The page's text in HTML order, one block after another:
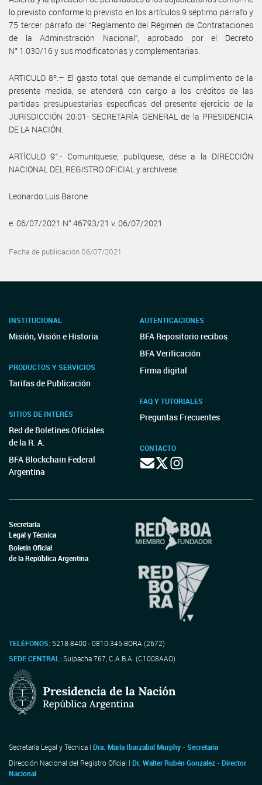
lo previsto conforme lo previsto en los artículos 9 séptimo párrafo y
75 tercer párrafo del “Reglamento del Régimen de Contrataciones
de la Administración Nacional”, aprobado por el Decreto
N° 1.030/16 y sus modificatorias y complementarias.
ARTICULO 8º.– El gasto total que demande el cumplimiento de la
presente medida, se atenderá con cargo a los créditos de las
partidas presupuestarias específicas del presente ejercicio de la
JURISDICCIÓN 20.01- SECRETARÍA GENERAL de la PRESIDENCIA
DE LA NACIÓN.
ARTÍCULO 9°.- Comuníquese, publíquese, dése a la DIRECCIÓN
NACIONAL DEL REGISTRO OFICIAL y archívese.
Leonardo Luis Barone
e. 06/07/2021 N° 46793/21 v. 06/07/2021
Fecha de publicación 06/07/2021
INSTITUCIONAL
Misión, Visión e Historia
PRODUCTOS Y SERVICIOS
Tarifas de Publicación
SITIOS DE INTERÉS
Red de Boletines Oficiales
de la R. A.
BFA Blockchain Federal
Argentina
AUTENTICACIONES
BFA Repositorio recibos
BFA Verificación
Firma digital
FAQ Y TUTORIALES
Preguntas Frecuentes
CONTACTO
Secretaría
Legal y Técnica
Boletín Oficial
de la República Argentina
TELÉFONOS: 5218-8400 - 0810-345-BORA (2672)
SEDE CENTRAL:Suipacha 767, C.A.B.A. (C1008AAO)
Secretaría Legal y Técnica | Dra. María Ibarzabal Murphy - Secretaria
Dirección Nacional del Registro Oficial | Dr. Walter Rubén Gonzalez - Director
Nacional